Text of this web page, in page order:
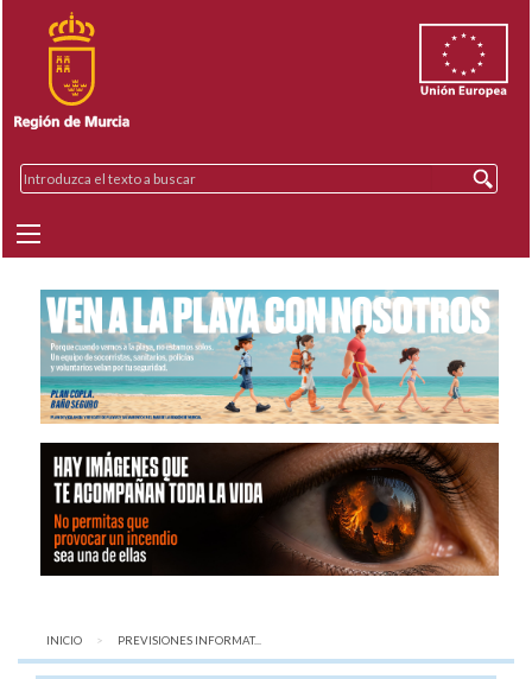
INICIO AQUÍ:
PREVISIONES INFORMAT...